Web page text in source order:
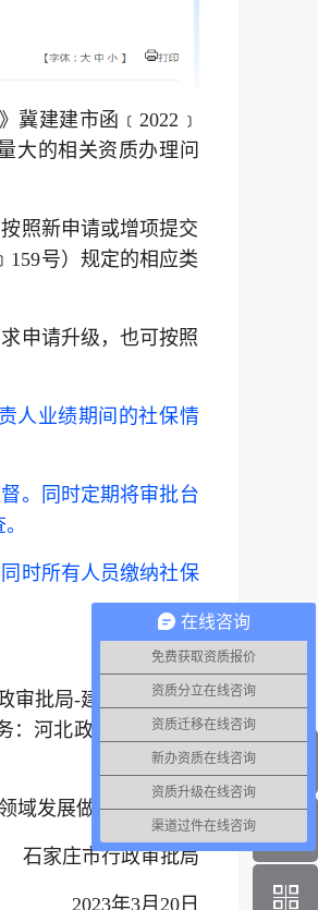
冀建建市函﹝2022﹞
大的相关资质办理问
照新申请或增项提交
号）规定的相应类
申请升级，也可按照
人业绩期间的社保情
。同时定期将审批台
时所有人员缴纳社保
审批局-建筑施工企业
：河北政务服务网-石
域发展做贡献。
审批局
2023年3月20日
在线咨询
免费获取资质报价
资质分立在线咨询
资质迁移在线咨询
新办资质在线咨询
资质升级在线咨询
渠道过件在线咨询